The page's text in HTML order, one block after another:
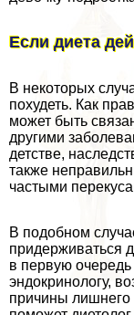
Если диета
В некоторых
похудеть. Как
может быть
другими
детстве,
также
частыми
В подобном
придерживаться
в первую
эндокринологу,
причины лишнего